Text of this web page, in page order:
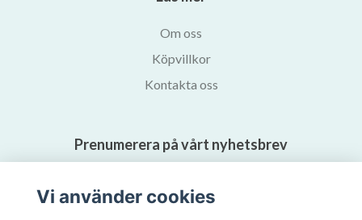
Om oss
Köpvillkor
Kontakta oss
Prenumerera på vårt nyhetsbrev
Vi använder cookies